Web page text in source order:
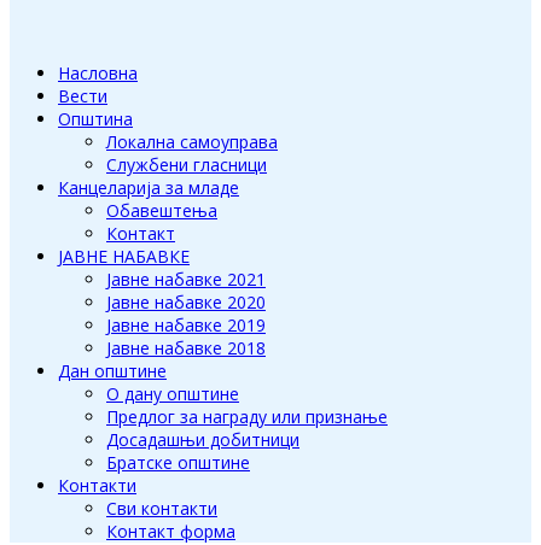
Насловна
Вести
Општина
Локална самоуправа
Службени гласници
Канцеларија за младе
Обавештења
Контакт
ЈАВНЕ НАБАВКЕ
Јавне набавке 2021
Јавне набавке 2020
Јавне набавке 2019
Јавне набавке 2018
Дан општине
О дану општине
Предлог за награду или признање
Досадашњи добитници
Братске општине
Контакти
Сви контакти
Контакт форма